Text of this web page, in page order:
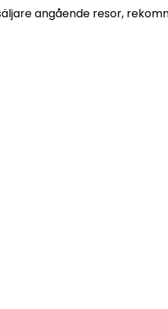
angående resor,